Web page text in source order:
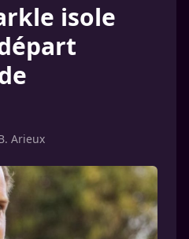
isole
Arieux